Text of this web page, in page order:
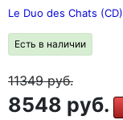
Le Duo des Chats (CD)
Есть в наличии
11349руб.
8548 руб.